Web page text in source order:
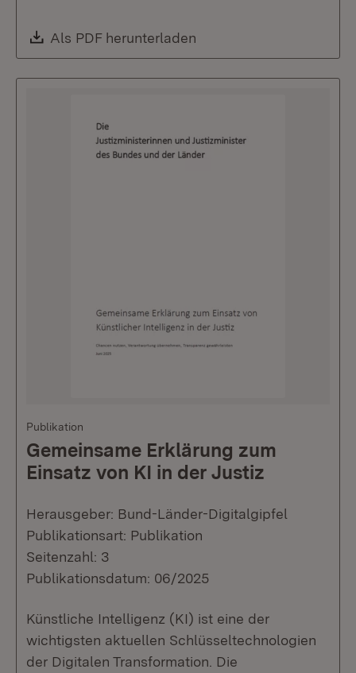
Download:
Als PDF herunterladen
Publikation
Gemeinsame Erklärung zum
Einsatz von KI in der Justiz
Herausgeber: Bund-Länder-Digitalgipfel
Publikationsart: Publikation
Seitenzahl: 3
Publikationsdatum: 06/2025
Künstliche Intelligenz (KI) ist eine der
wichtigsten aktuellen Schlüsseltechnologien
der Digitalen Transformation. Die